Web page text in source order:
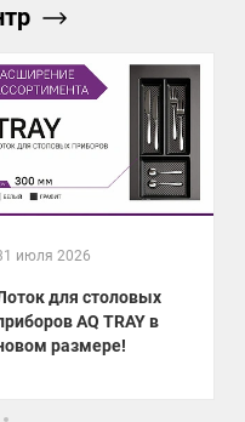
июля 2026
для столовых
AQ TRAY в
размере!